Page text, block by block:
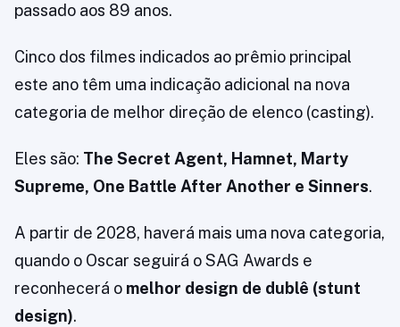
passado aos 89 anos.
Cinco dos filmes indicados ao prêmio principal
este ano têm uma indicação adicional na nova
categoria de melhor direção de elenco (casting).
Eles são: The Secret Agent, Hamnet, Marty
Supreme, One Battle After Another e Sinners.
A partir de 2028, haverá mais uma nova categoria,
quando o Oscar seguirá o SAG Awards e
reconhecerá o melhor design de dublê (stunt
design).